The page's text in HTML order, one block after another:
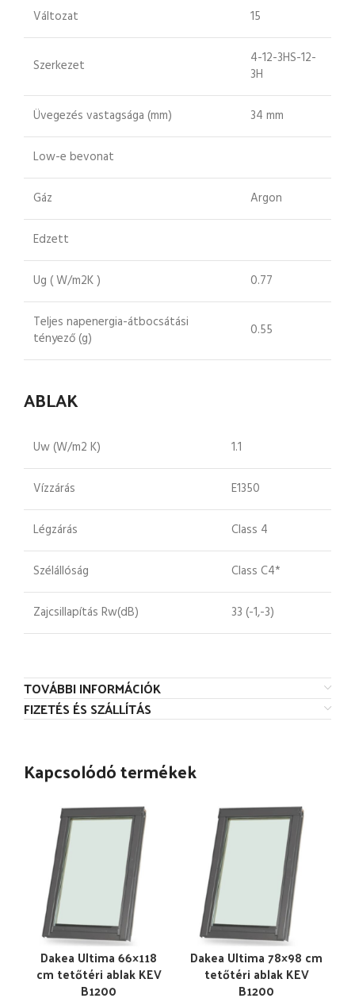
Változat 15
Szerkezet
4-12-3HS-12-
3H
Üvegezés vastagsága (mm) 34 mm
Low-e bevonat
Gáz Argon
Edzett
Ug ( W/m2K ) 0.77
Teljes napenergia-átbocsátási
tényező (g)
0.55
ABLAK
Uw (W/m2 K) 1.1
Vízzárás E1350
Légzárás Class 4
Szélállóság Class C4*
Zajcsillapítás Rw(dB) 33 (-1,-3)
TOVÁBBI INFORMÁCIÓK
FIZETÉS ÉS SZÁLLÍTÁS
Kapcsolódó termékek
Dakea Ultima 66×118
cm tetőtéri ablak KEV
B1200
Dakea Ultima 78×98 cm
tetőtéri ablak KEV
B1200